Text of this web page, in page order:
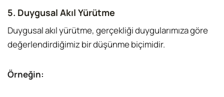
5. Duygusal Akıl Yürütme
Duygusal akıl yürütme, gerçekliği duygularımıza göre
değerlendirdiğimiz bir düşünme biçimidir.
Örneğin: